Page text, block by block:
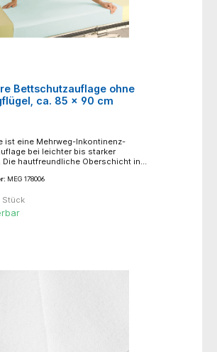
Bettschutzauflage ohne
ca. 85 x 90 cm
ist eine Mehrweg-Inkontinenz-
bei leichter bis starker
Die hautfreundliche Oberschicht in
Unterschicht schützen
Die Wewa® Care Bettschutzauflage
trocknerfest sowie sehr formbeständig
wiederverwendbar.
MEG 178006
Stück